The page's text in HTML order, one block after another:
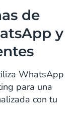
de
y
WhatsApp
para una
con tu